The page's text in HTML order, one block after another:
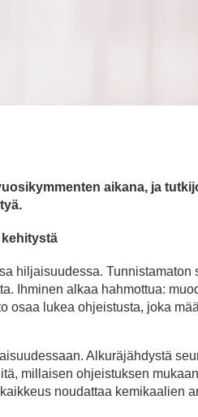
aikana, ja
hiljaisuudessa.
Ihminen alkaa hahmottua:
osaa lukea ohjeistusta, joka
Alkuräjähdystä
millaisen ohjeistuksen
noudattaa kemikaalien